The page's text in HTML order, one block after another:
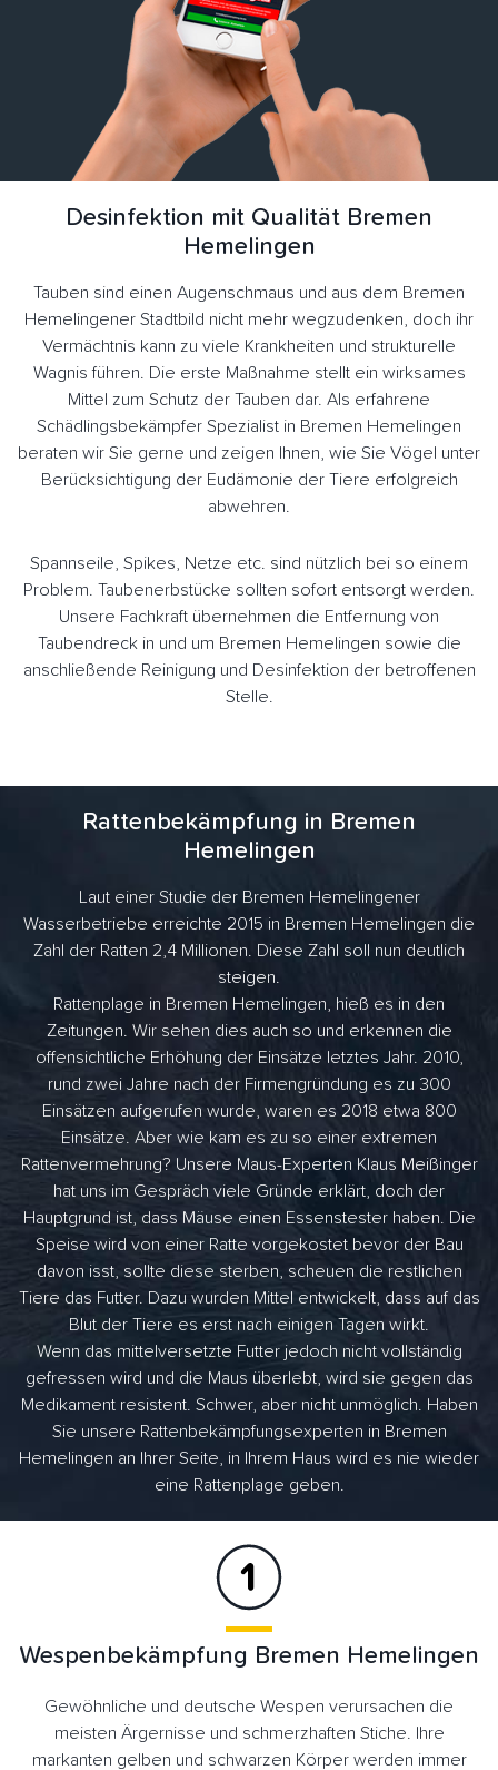
Desinfektion mit Qualität Bremen
Hemelingen
Tauben sind einen Augenschmaus und aus dem Bremen
Hemelingener Stadtbild nicht mehr wegzudenken, doch ihr
Vermächtnis kann zu viele Krankheiten und strukturelle
Wagnis führen. Die erste Maßnahme stellt ein wirksames
Mittel zum Schutz der Tauben dar. Als erfahrene
Schädlingsbekämpfer Spezialist in Bremen Hemelingen
beraten wir Sie gerne und zeigen Ihnen, wie Sie Vögel unter
Berücksichtigung der Eudämonie der Tiere erfolgreich
abwehren.
Spannseile, Spikes, Netze etc. sind nützlich bei so einem
Problem. Taubenerbstücke sollten sofort entsorgt werden.
Unsere Fachkraft übernehmen die Entfernung von
Taubendreck in und um Bremen Hemelingen sowie die
anschließende Reinigung und Desinfektion der betroffenen
Stelle.
Rattenbekämpfung in Bremen
Hemelingen
Laut einer Studie der Bremen Hemelingener
Wasserbetriebe erreichte 2015 in Bremen Hemelingen die
Zahl der Ratten 2,4 Millionen. Diese Zahl soll nun deutlich
steigen.
Rattenplage in Bremen Hemelingen, hieß es in den
Zeitungen. Wir sehen dies auch so und erkennen die
offensichtliche Erhöhung der Einsätze letztes Jahr. 2010,
rund zwei Jahre nach der Firmengründung es zu 300
Einsätzen aufgerufen wurde, waren es 2018 etwa 800
Einsätze. Aber wie kam es zu so einer extremen
Rattenvermehrung? Unsere Maus-Experten Klaus Meißinger
hat uns im Gespräch viele Gründe erklärt, doch der
Hauptgrund ist, dass Mäuse einen Essenstester haben. Die
Speise wird von einer Ratte vorgekostet bevor der Bau
davon isst, sollte diese sterben, scheuen die restlichen
Tiere das Futter. Dazu wurden Mittel entwickelt, dass auf das
Blut der Tiere es erst nach einigen Tagen wirkt.
Wenn das mittelversetzte Futter jedoch nicht vollständig
gefressen wird und die Maus überlebt, wird sie gegen das
Medikament resistent. Schwer, aber nicht unmöglich. Haben
Sie unsere Rattenbekämpfungsexperten in Bremen
Hemelingen an Ihrer Seite, in Ihrem Haus wird es nie wieder
eine Rattenplage geben.
Wespenbekämpfung Bremen Hemelingen
Gewöhnliche und deutsche Wespen verursachen die
meisten Ärgernisse und schmerzhaften Stiche. Ihre
markanten gelben und schwarzen Körper werden immer